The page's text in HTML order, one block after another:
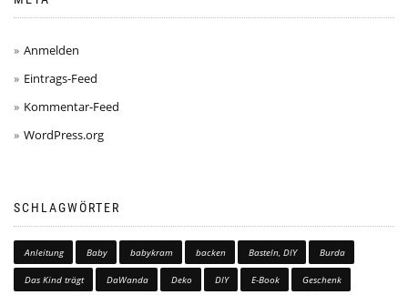
Anmelden
Eintrags-Feed
Kommentar-Feed
WordPress.org
SCHLAGWÖRTER
Anleitung Baby babykram backen Basteln, DIY Burda
Das Kind trägt DaWanda Deko DIY E-Book Geschenk